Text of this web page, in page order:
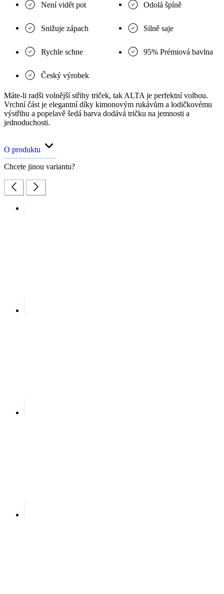
Není vidět pot Odolá špíně
Snižuje zápach Silně saje
Rychle schne 95% Prémiová bavlna
Český výrobek
Máte-li radši volnější střihy triček, tak ALTA je perfektní volbou.
Vrchní část je elegantní díky kimonovým rukávům a lodičkovému
výstřihu a popelavě šedá barva dodává tričku na jemnosti a
jednoduchosti.
O produktu
Chcete jinou variantu?